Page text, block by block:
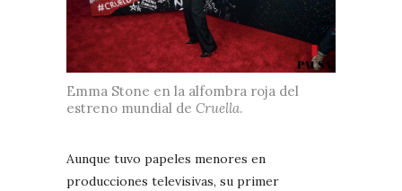
Emma Stone en la alfombra roja del
estreno mundial de Cruella.
Aunque tuvo papeles menores en
producciones televisivas, su primer